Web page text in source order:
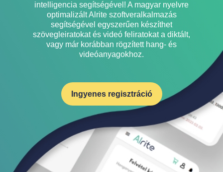
intelligencia segítségével! A magyar nyelvre
optimalizált Alrite szoftveralkalmazás
segítségével egyszerűen készíthet
szövegleiratokat és videó feliratokat a diktált,
vagy már korábban rögzített hang- és
videóanyagokhoz.
Ingyenes regisztráció